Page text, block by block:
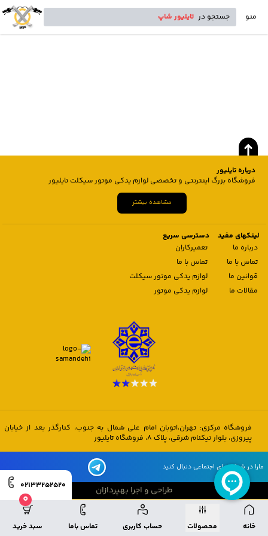
منو جستجو در تایلیور شاپ
خانه محصولات حساب کاربری تماس باما
0
سبد خرید
02133252520
درباره تایلیور
فروشگاه بزرگ اینترنتی و تخصصی لوازم یدکی موتور سیکلت تایلیور
مشاهده بیشتر
لینکهای مفید
درباره ما
تماس با ما
قوانین ما
مقالات ما
دسترسی سریع
تعمیرکاران
تماس با ما
لوازم یدکی موتور سیکلت
لوازم یدکی موتور
فروشگاه مرکزی: تهران،اتوبان امام علی شمال به جنوب، کنارگذر بعد از خیابان
پیروزی، بلوار نیکنام شرقی، پلاک 8، فروشگاه تایلیور
مارا در شبکه های اجتماعی دنبال کنید
طراحی و اجرا بهپردازان
طراحی و اجرا بهپردازان